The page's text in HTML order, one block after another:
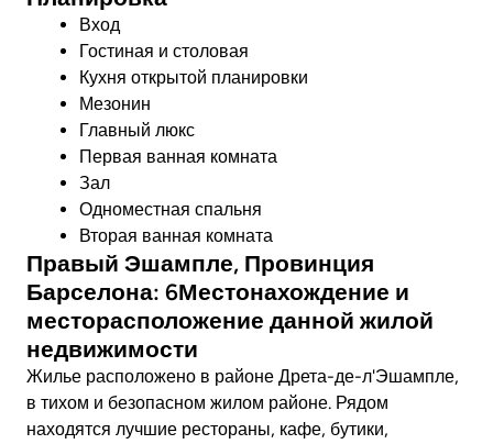
Вход
Гостиная и столовая
Кухня открытой планировки
Мезонин
Главный люкс
Первая ванная комната
Зал
Одноместная спальня
Вторая ванная комната
Правый Эшампле, Провинция
Барселона: 6Местонахождение и
месторасположение данной жилой
недвижимости
Жилье расположено в районе Дрета-де-л'Эшампле,
в тихом и безопасном жилом районе. Рядом
находятся лучшие рестораны, кафе, бутики,